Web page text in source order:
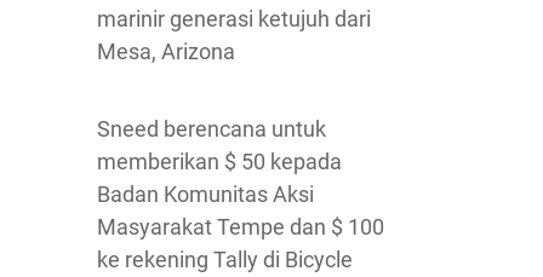
marinir generasi ketujuh dari
Mesa, Arizona
Sneed berencana untuk
memberikan $ 50 kepada
Badan Komunitas Aksi
Masyarakat Tempe dan $ 100
ke rekening Tally di Bicycle